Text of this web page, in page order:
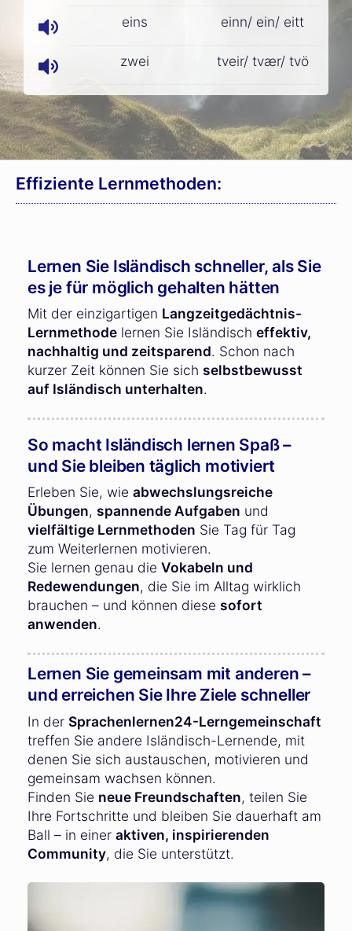
eins
einn/ ein/ eitt
zwei tveir/ tvær/ tvö
Effiziente Lernmethoden:
Lernen Sie Isländisch schneller, als Sie
es je für möglich gehalten hätten
Mit der einzigartigen Langzeitgedächtnis-
Lernmethode lernen Sie Isländisch effektiv,
nachhaltig und zeitsparend. Schon nach
kurzer Zeit können Sie sich selbstbewusst
auf Isländisch unterhalten.
So macht Isländisch lernen Spaß –
und Sie bleiben täglich motiviert
Erleben Sie, wie abwechslungsreiche
Übungen, spannende Aufgaben und
vielfältige Lernmethoden Sie Tag für Tag
zum Weiterlernen motivieren.
Sie lernen genau die Vokabeln und
Redewendungen, die Sie im Alltag wirklich
brauchen – und können diese sofort
anwenden.
Lernen Sie gemeinsam mit anderen –
und erreichen Sie Ihre Ziele schneller
In der Sprachenlernen24-Lerngemeinschaft
treffen Sie andere Isländisch-Lernende, mit
denen Sie sich austauschen, motivieren und
gemeinsam wachsen können.
Finden Sie neue Freundschaften, teilen Sie
Ihre Fortschritte und bleiben Sie dauerhaft am
Ball – in einer aktiven, inspirierenden
Community, die Sie unterstützt.